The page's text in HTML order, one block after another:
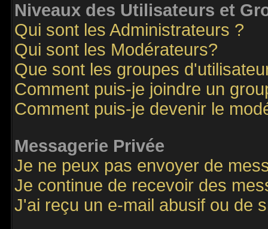
Niveaux des Utilisateurs et
Qui sont les Administrateurs ?
Qui sont les Modérateurs?
Que sont les groupes
Comment puis-je joindre un
Comment puis-je devenir le
Messagerie Privée
Je ne peux pas envoyer de
Je continue de recevoir des
J'ai reçu un e-mail abusif ou de